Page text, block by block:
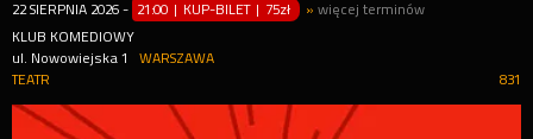
22 SIERPNIA 2026 - 21:00 | KUP-BILET | 75zł »więcej terminów
KLUB KOMEDIOWY
ul. Nowowiejska 1
WARSZAWA
831
TEATR